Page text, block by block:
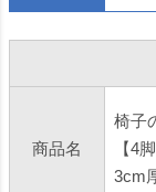
商品名
椅子
【4
3cm